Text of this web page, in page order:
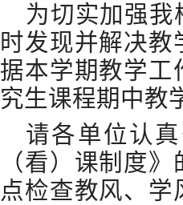
为切实加强
时发现并解决
据本学期教学工
究生课程期中教
请各单位认
（看）课制度
点检查教风、